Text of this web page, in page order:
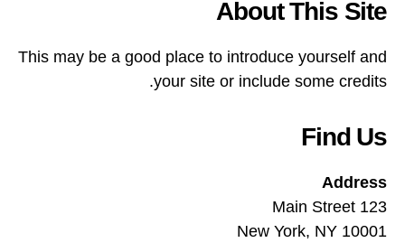
About This Site
This may be a good place to introduce yourself and
your site or include some credits.
Find Us
Address
123 Main Street
New York, NY 10001